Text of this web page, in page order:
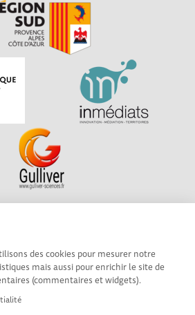
des cookies pour mesurer notre
mais aussi pour enrichir le site de
(commentaires et widgets).
Alpes-Côte d'Azur est à
et l'Innovation Provence-
est mise en oeuvre pour